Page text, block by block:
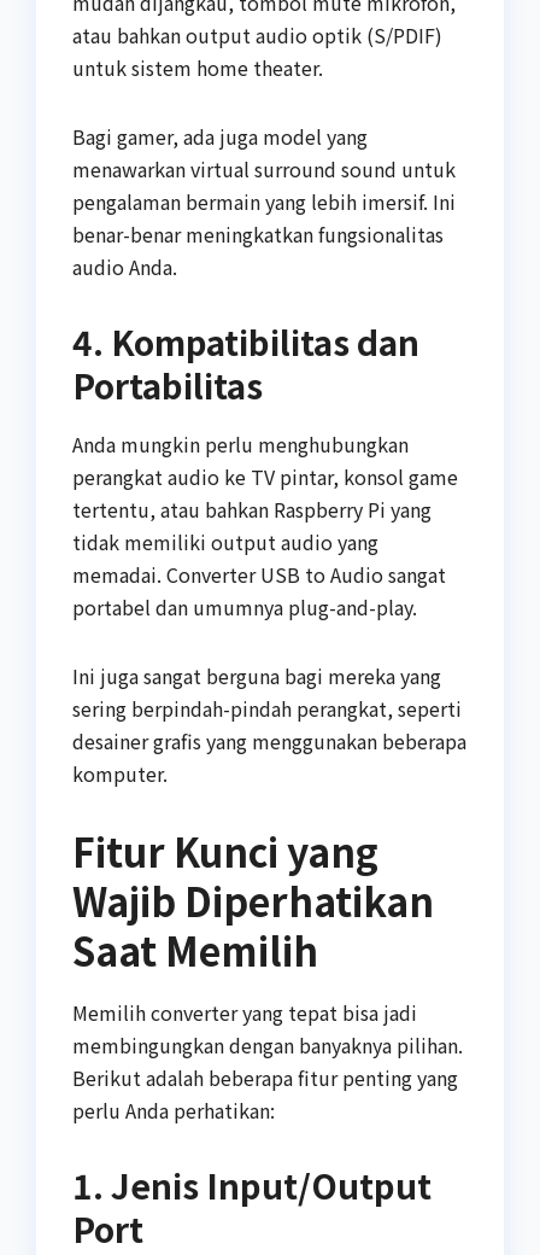
atau bahkan output audio optik (S/PDIF)
untuk sistem home theater.
Bagi gamer, ada juga model yang
menawarkan virtual surround sound untuk
pengalaman bermain yang lebih imersif. Ini
benar-benar meningkatkan fungsionalitas
audio Anda.
4. Kompatibilitas dan
Portabilitas
Anda mungkin perlu menghubungkan
perangkat audio ke TV pintar, konsol game
tertentu, atau bahkan Raspberry Pi yang
tidak memiliki output audio yang
memadai. Converter USB to Audio sangat
portabel dan umumnya plug-and-play.
Ini juga sangat berguna bagi mereka yang
sering berpindah-pindah perangkat, seperti
desainer grafis yang menggunakan beberapa
komputer.
Fitur Kunci yang
Wajib Diperhatikan
Saat Memilih
Memilih converter yang tepat bisa jadi
membingungkan dengan banyaknya pilihan.
Berikut adalah beberapa fitur penting yang
perlu Anda perhatikan:
1. Jenis Input/Output
Port